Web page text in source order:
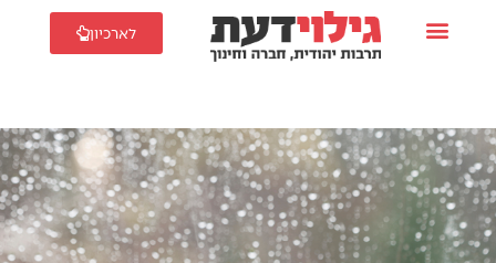
לארכיון